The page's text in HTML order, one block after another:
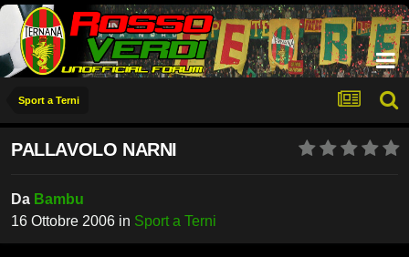
Sport a Terni
PALLAVOLO NARNI
Da Bambu
16 Ottobre 2006 in Sport a Terni